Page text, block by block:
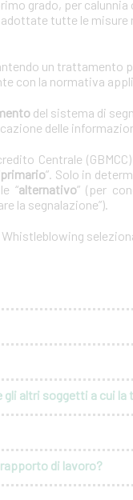
grado, per
tutte le
un trattamento
con la normativa
del sistema di
delle
Centrale
primario”. Solo in
“alternativo” (per
la segnalazione”).
Whistleblowing
altri soggetti a cui la
di lavoro?